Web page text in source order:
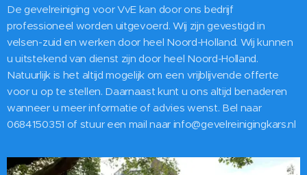
De gevelreiniging voor VvE kan door ons bedrijf
professioneel worden uitgevoerd. Wij zijn gevestigd in
velsen-zuid en werken door heel Noord-Holland. Wij kunnen
u uitstekend van dienst zijn door heel Noord-Holland.
Natuurlijk is het altijd mogelijk om een vrijblijvende offerte
voor u op te stellen. Daarnaast kunt u ons altijd benaderen
wanneer u meer informatie of advies wenst. Bel naar
0684150351 of stuur een mail naar info@gevelreinigingkars.nl